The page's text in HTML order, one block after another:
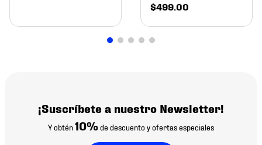
$499.00
¡Suscríbete a nuestro Newsletter!
Y obtén10% de descuento y ofertas especiales